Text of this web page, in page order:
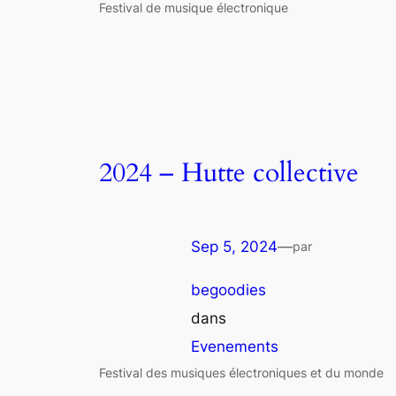
Festival de musique électronique
2024 – Hutte collective
Sep 5, 2024—par
begoodies
dans
Evenements
Festival des musiques électroniques et du monde